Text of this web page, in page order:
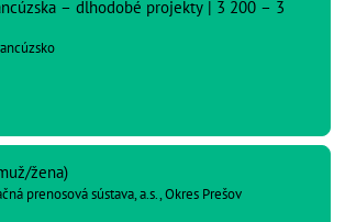
– dlhodobé projekty | 3 200 – 3
žena)
prenosová sústava, a.s., Okres Prešov